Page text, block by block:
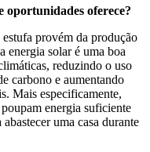
oportunidades oferece?
provém da produção
energia solar é uma boa
reduzindo o uso
carbono e aumentando
Mais especificamente,
energia suficiente
uma casa durante